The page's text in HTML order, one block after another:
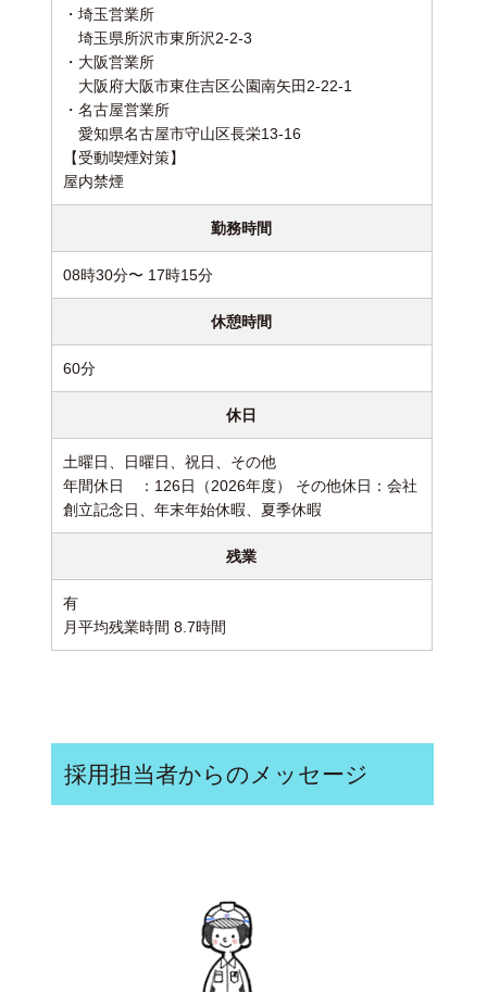
・埼玉営業所
埼玉県所沢市東所沢2-2-3
・大阪営業所
大阪府大阪市東住吉区公園南矢田2-22-1
・名古屋営業所
愛知県名古屋市守山区長栄13-16
【受動喫煙対策】
屋内禁煙
勤務時間
08時30分〜 17時15分
休憩時間
60分
休日
土曜日、日曜日、祝日、その他
年間休日 ：126日（2026年度） その他休日：会社
創立記念日、年末年始休暇、夏季休暇
残業
有
月平均残業時間 8.7時間
採用担当者からのメッセージ